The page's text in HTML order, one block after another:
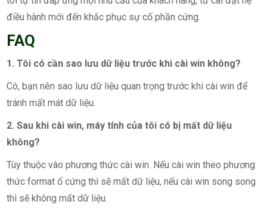
điều hành mới đến khắc phục sự cố phần cứng.
FAQ
1. Tôi có cần sao lưu dữ liệu trước khi cài win không?
Có, bạn nên sao lưu dữ liệu quan trọng trước khi cài win để
tránh mất mát dữ liệu.
2. Sau khi cài win, máy tính của tôi có bị mất dữ liệu
không?
Tùy thuộc vào phương thức cài win. Nếu cài win theo phương
thức format ổ cứng thì sẽ mất dữ liệu, nếu cài win song song
thì sẽ không mất dữ liệu.